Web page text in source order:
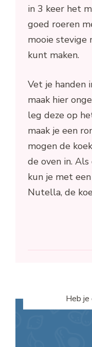
in 3 keer het
goed roeren
mooie stevige
kunt maken.
Vet je handen
maak hier
leg deze op
maak je een
mogen de
de oven in.
kun je met
Nutella, de
Heb